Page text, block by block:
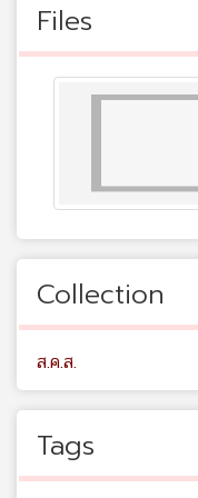
Files
Collection
ส.ค.ส.
Tags